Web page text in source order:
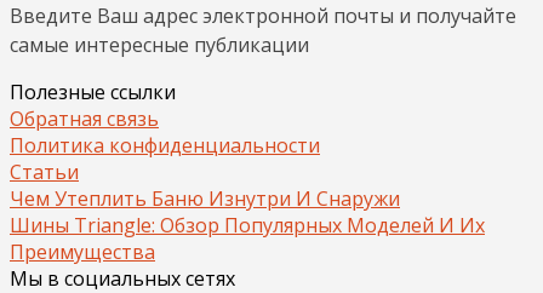
Введите Ваш адрес электронной почты и получайте
самые интересные публикации
Полезные ссылки
Обратная связь
Политика конфиденциальности
Статьи
Чем Утеплить Баню Изнутри И Снаружи
Шины Triangle: Обзор Популярных Моделей И Их
Преимущества
Мы в социальных сетях